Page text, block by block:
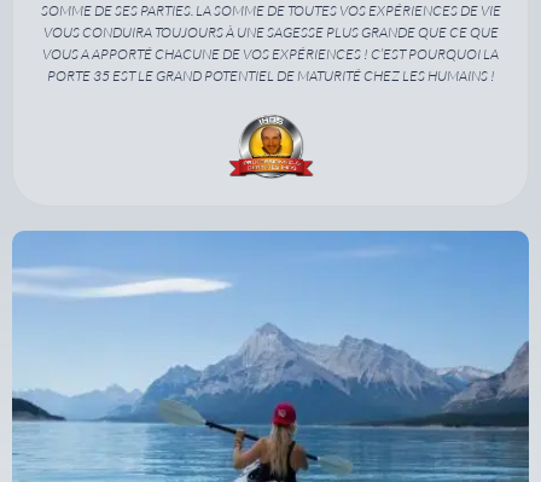
SOMME DE SES PARTIES. LA SOMME DE TOUTES VOS EXPÉRIENCES DE VIE
VOUS CONDUIRA TOUJOURS À UNE SAGESSE PLUS GRANDE QUE CE QUE
VOUS A APPORTÉ CHACUNE DE VOS EXPÉRIENCES ! C’EST POURQUOI LA
PORTE 35 EST LE GRAND POTENTIEL DE MATURITÉ CHEZ LES HUMAINS !